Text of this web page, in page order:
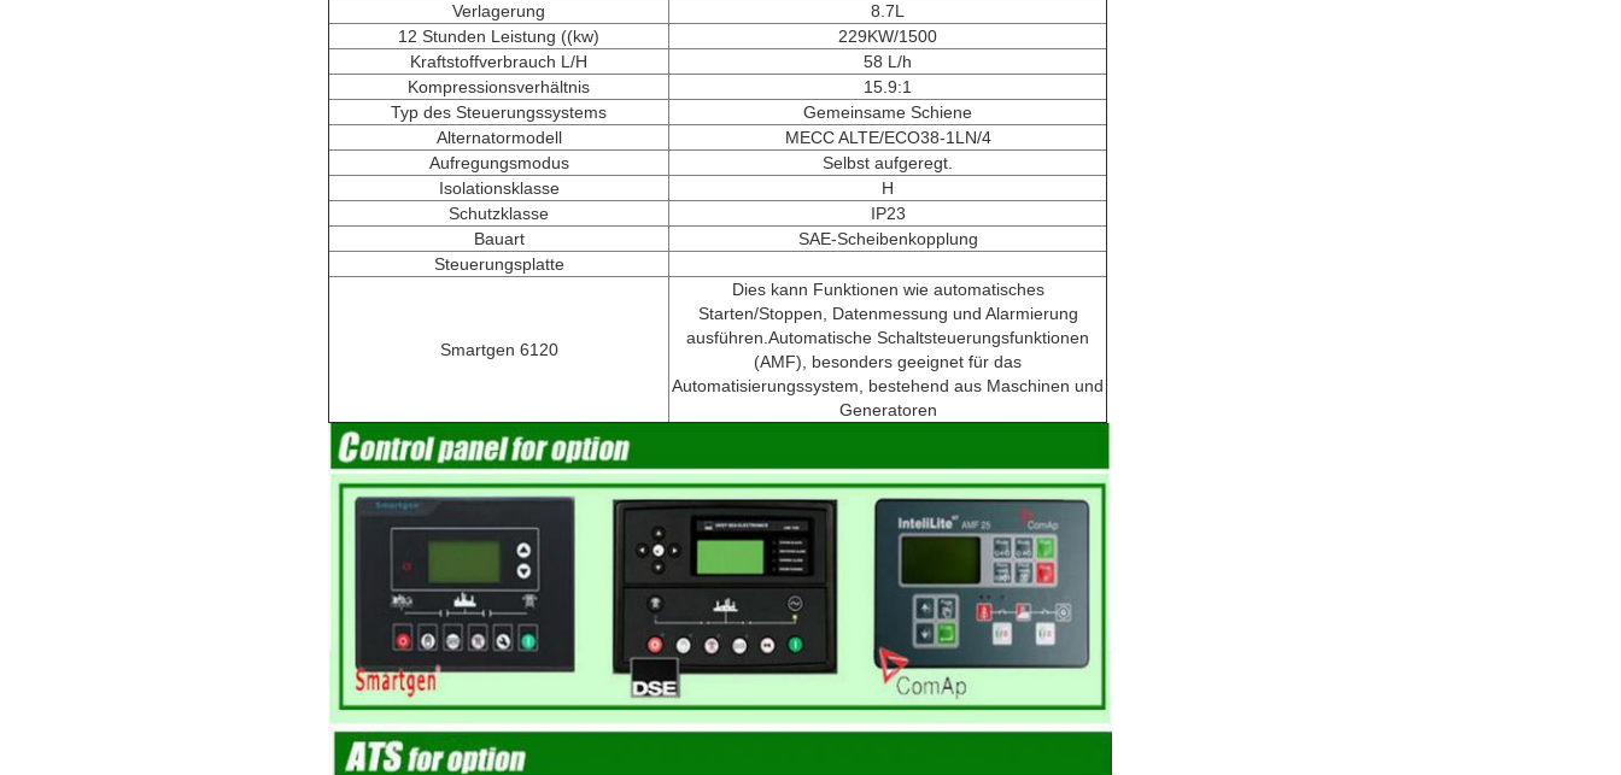
Verlagerung
8.7L
12 Stunden Leistung ((kw)
229KW/1500
Kraftstoffverbrauch L/H
58 L/h
Kompressionsverhältnis
15.9:1
Typ des Steuerungssystems
Gemeinsame Schiene
Alternatormodell
MECC ALTE/ECO38-1LN/4
Aufregungsmodus
Selbst aufgeregt.
Isolationsklasse
H
Schutzklasse
IP23
Bauart
SAE-Scheibenkopplung
Steuerungsplatte
Smartgen 6120
Dies kann Funktionen wie automatisches
Starten/Stoppen, Datenmessung und Alarmierung
ausführen.Automatische Schaltsteuerungsfunktionen
(AMF), besonders geeignet für das
Automatisierungssystem, bestehend aus Maschinen und
Generatoren